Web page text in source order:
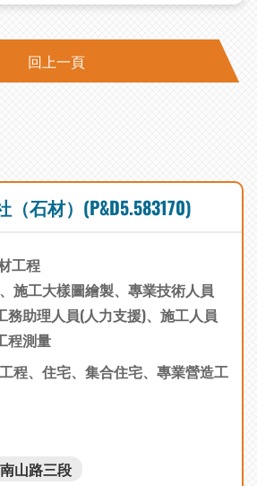
回上一頁
（石材）(P&D5.583170)
工程
施工大樣圖繪製、專業技術人員
務助理人員(人力支援)、施工人員
程測量
程、住宅、集合住宅、專業營造工
山路三段